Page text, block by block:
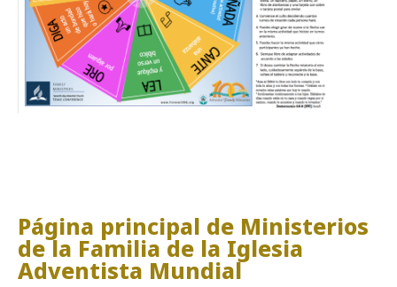
Página principal de Ministerios
de la Familia de la Iglesia
Adventista Mundial